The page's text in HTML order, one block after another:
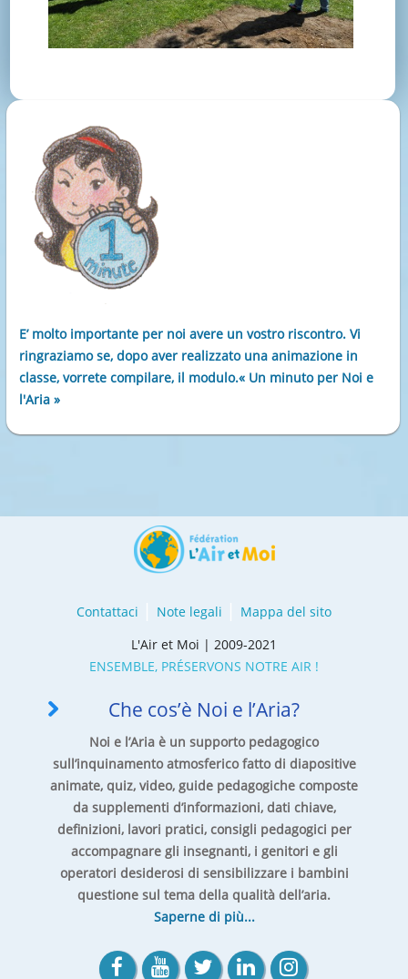
E’ molto importante per noi avere un vostro riscontro. Vi
ringraziamo se, dopo aver realizzato una animazione in
classe, vorrete compilare, il modulo.« Un minuto per Noi e
l'Aria »
Contattaci Note legali
Mappa del sito
L'Air et Moi | 2009-2021
ENSEMBLE, PRÉSERVONS NOTRE AIR !
Che cos’è Noi e l’Aria?
Noi e l’Aria è un supporto pedagogico
sull’inquinamento atmosferico fatto di diapositive
animate, quiz, video, guide pedagogiche composte
da supplementi d’informazioni, dati chiave,
definizioni, lavori pratici, consigli pedagogici per
accompagnare gli insegnanti, i genitori e gli
operatori desiderosi di sensibilizzare i bambini
questione sul tema della qualità dell’aria.
Saperne di più...